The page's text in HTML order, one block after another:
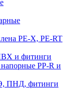
PE-X, PE-RT
и фитинги
PP-R и
ПНД, фитинги